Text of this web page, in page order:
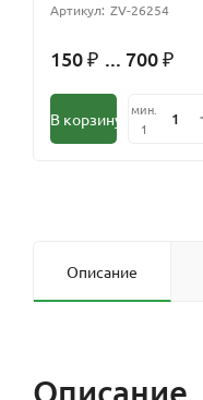
Артикул: ZV-26254
150 ₽ ... 700 ₽
В корзину
мин.
1
Описание
Описание